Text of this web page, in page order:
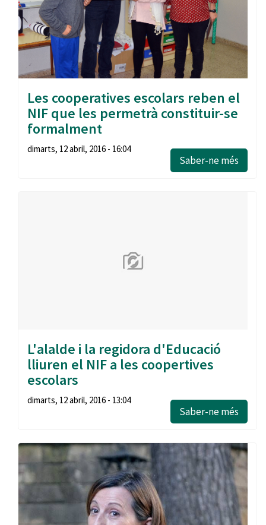
Les cooperatives escolars reben el
NIF que les permetrà constituir-se
formalment
dimarts, 12 abril, 2016 - 16:04
Saber-ne més
L'alalde i la regidora d'Educació
lliuren el NIF a les coopertives
escolars
dimarts, 12 abril, 2016 - 13:04
Saber-ne més